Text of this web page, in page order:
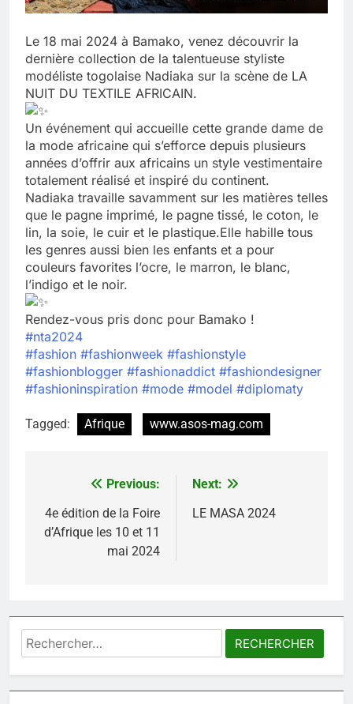
Le 18 mai 2024 à Bamako, venez découvrir la
dernière collection de la talentueuse styliste
modéliste togolaise Nadiaka sur la scène de LA
NUIT DU TEXTILE AFRICAIN.
Un événement qui accueille cette grande dame de
la mode africaine qui s’efforce depuis plusieurs
années d’offrir aux africains un style vestimentaire
totalement réalisé et inspiré du continent.
Nadiaka travaille savamment sur les matières telles
que le pagne imprimé, le pagne tissé, le coton, le
lin, la soie, le cuir et le plastique.Elle habille tous
les genres aussi bien les enfants et a pour
couleurs favorites l’ocre, le marron, le blanc,
l’indigo et le noir.
Rendez-vous pris donc pour Bamako !
#nta2024
#fashion #fashionweek #fashionstyle
#fashionblogger #fashionaddict #fashiondesigner
#fashioninspiration #mode #model #diplomaty
Tagged: Afrique www.asos-mag.com
Navigation
de
l’article
Previous:
4e édition de la Foire
d’Afrique les 10 et 11
mai 2024
Next:
LE MASA 2024
Rechercher :